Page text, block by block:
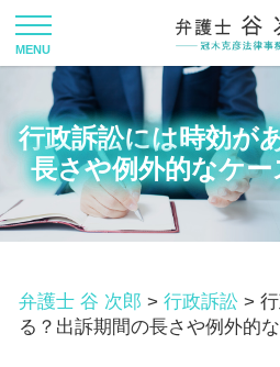
行政訴訟には時効が
長さや例外的なケ
弁護士 谷 次郎 > 行政訴訟 >
る？出訴期間の長さや例外的